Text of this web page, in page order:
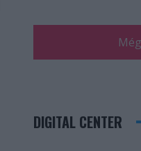
DIGITAL CENTER